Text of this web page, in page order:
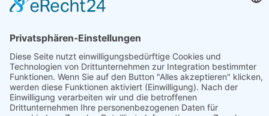
Ortsverzeichnis Deutschland
Ortsverzeichnis Bayern
Ortsverzeichnis Nordrhein-Westfalen
Ortsverzeichnis Sachsen
Ortsverzeichnis Thüringen